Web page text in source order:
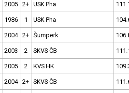
2005 2+ USK Pha
1986 1 USK Pha
2004 2+ Šumperk
2003 2 SKVS ČB
2005 2 KVS HK
2004 2+ SKVS ČB